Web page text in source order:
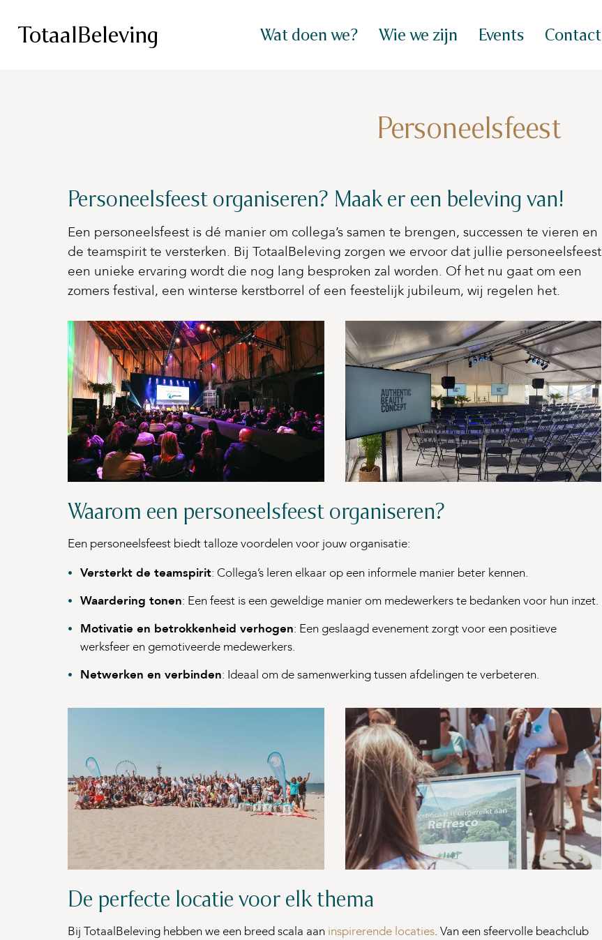
TotaalBeleving Wat doen we? Wie we zijn Events Contact
Personeelsfeest
Personeelsfeest organiseren? Maak er een beleving van!
Een personeelsfeest is dé manier om collega’s samen te brengen, successen te vieren en
de teamspirit te versterken. Bij TotaalBeleving zorgen we ervoor dat jullie personeelsfeest
een unieke ervaring wordt die nog lang besproken zal worden. Of het nu gaat om een
zomers festival, een winterse kerstborrel of een feestelijk jubileum, wij regelen het.
Waarom een personeelsfeest organiseren?
Een personeelsfeest biedt talloze voordelen voor jouw organisatie:
Versterkt de teamspirit: Collega’s leren elkaar op een informele manier beter kennen.
Waardering tonen: Een feest is een geweldige manier om medewerkers te bedanken voor hun inzet.
Motivatie en betrokkenheid verhogen: Een geslaagd evenement zorgt voor een positieve
werksfeer en gemotiveerde medewerkers.
Netwerken en verbinden: Ideaal om de samenwerking tussen afdelingen te verbeteren.
De perfecte locatie voor elk thema
Bij TotaalBeleving hebben we een breed scala aan inspirerende locaties. Van een sfeervolle beachclub